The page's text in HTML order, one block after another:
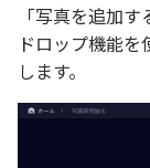
「写真を追加
ドロップ機能
します。